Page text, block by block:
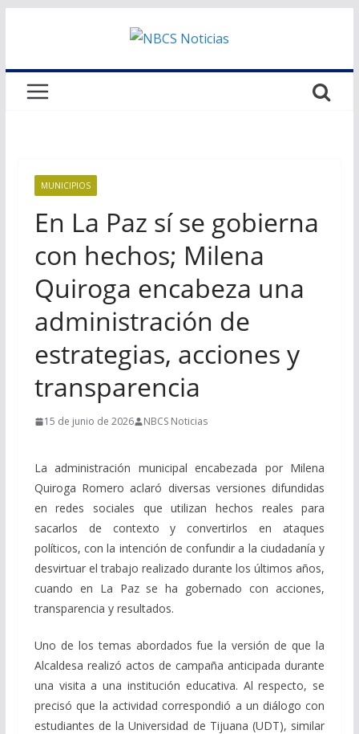
MUNICIPIOS
En La Paz sí se gobierna
con hechos; Milena
Quiroga encabeza una
administración de
estrategias, acciones y
transparencia
15 de junio de 2026 NBCS Noticias
La administración municipal encabezada por Milena
Quiroga Romero aclaró diversas versiones difundidas
en redes sociales que utilizan hechos reales para
sacarlos de contexto y convertirlos en ataques
políticos, con la intención de confundir a la ciudadanía y
desvirtuar el trabajo realizado durante los últimos años,
cuando en La Paz se ha gobernado con acciones,
transparencia y resultados.
Uno de los temas abordados fue la versión de que la
Alcaldesa realizó actos de campaña anticipada durante
una visita a una institución educativa. Al respecto, se
precisó que la actividad correspondió a un diálogo con
estudiantes de la Universidad de Tijuana (UDT), similar